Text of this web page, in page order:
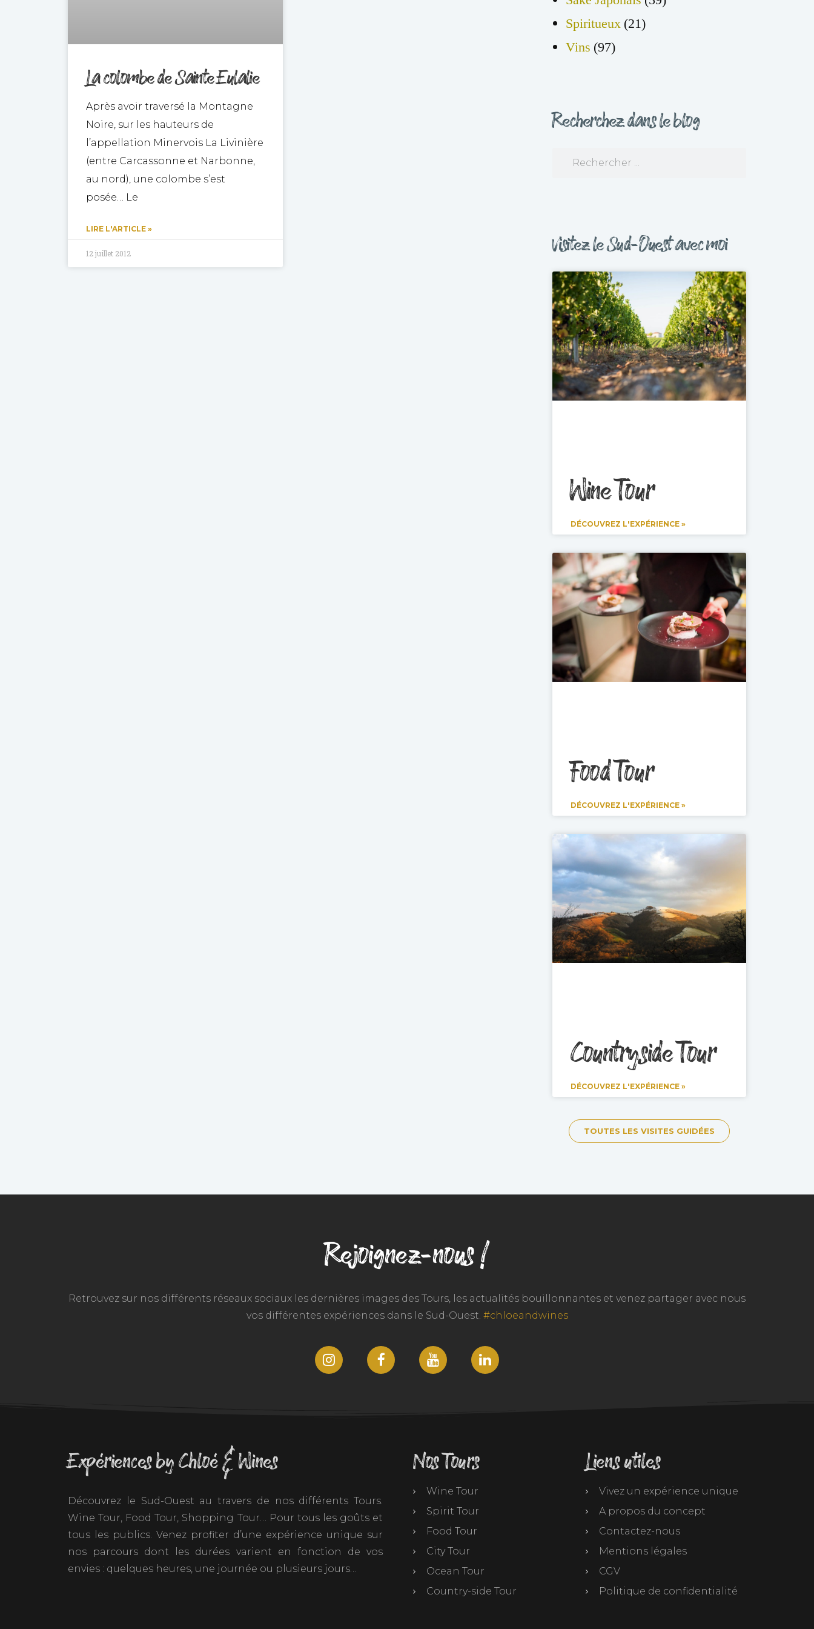
La colombe de Sainte Eulalie
Après avoir traversé la Montagne
Noire, sur les hauteurs de
l’appellation Minervois La Livinière
(entre Carcassonne et Narbonne,
au nord), une colombe s’est
posée… Le
LIRE L'ARTICLE »
12 juillet 2012
Spiritueux(21)
Vins (97)
Recherchez dans le blog
Visitez le Sud-Ouest avec moi
Wine Tour
DÉCOUVREZ L'EXPÉRIENCE »
Food Tour
DÉCOUVREZ L'EXPÉRIENCE »
Countryside Tour
DÉCOUVREZ L'EXPÉRIENCE »
TOUTES LES VISITES GUIDÉES
Rejoignez-nous !
Retrouvez sur nos différents réseaux sociaux les dernières images des Tours, les actualités bouillonnantes et venez partager avec nous
vos différentes expériences dans le Sud-Ouest. #chloeandwines
Expériences by Chloé & Wines
Découvrez le Sud-Ouest au travers de nos différents Tours.
Wine Tour, Food Tour, Shopping Tour… Pour tous les goûts et
tous les publics. Venez profiter d’une expérience unique sur
nos parcours dont les durées varient en fonction de vos
envies : quelques heures, une journée ou plusieurs jours…
Nos Tours
Wine Tour
Spirit Tour
Food Tour
City Tour
Ocean Tour
Country-side Tour
Liens utiles
Vivez un expérience unique
A propos du concept
Contactez-nous
Mentions légales
CGV
Politique de confidentialité